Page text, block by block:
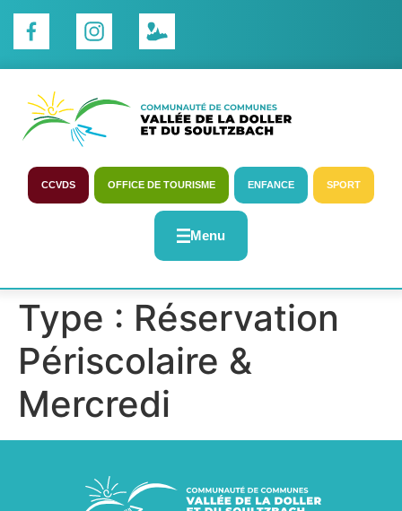
CCVDS OFFICE DE TOURISME ENFANCE SPORT
Menu
Type : Réservation
Périscolaire &
Mercredi
Panneau de gestion des cookies